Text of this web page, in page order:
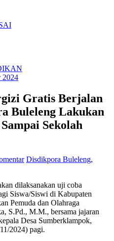
2024
Gratis Berjalan
Buleleng Lakukan
Sekolah
Disdikpora Buleleng,
dilaksanakan uji coba
Siswa/Siswi di Kabupaten
Pemuda dan Olahraga
S.Pd., M.M., bersama jajaran
Desa Sumberklampok,
2024) pagi.